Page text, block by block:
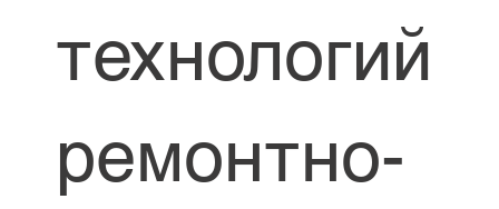
технологий
ремонтно-